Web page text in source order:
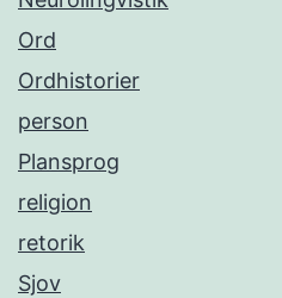
Ord
Ordhistorier
person
Plansprog
religion
retorik
Sjov